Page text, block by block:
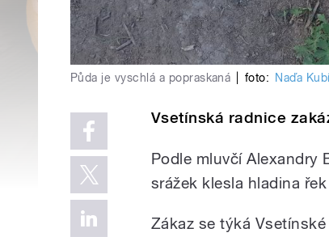
Půda je vyschlá a popraskaná foto: Naďa
Vsetínská radnice
Podle mluvčí Alexandry
srážek klesla hladina
Zákaz se týká